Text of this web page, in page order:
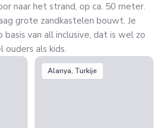
naar het strand, op ca. 50 meter.
grote zandkastelen bouwt. Je
van all inclusive, dat is wel zo
ouders als kids.
Alanya, Turkije